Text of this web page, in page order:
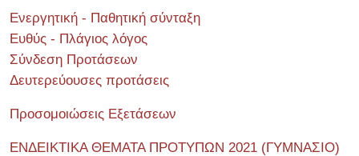
Ενεργητική - Παθητική σύνταξη
Ευθύς - Πλάγιος λόγος
Σύνδεση Προτάσεων
Δευτερεύουσες προτάσεις
Προσομοιώσεις Εξετάσεων
ΕΝΔΕΙΚΤΙΚΑ ΘΕΜΑΤΑ ΠΡΟΤΥΠΩΝ 2021 (ΓΥΜΝΑΣΙΟ)